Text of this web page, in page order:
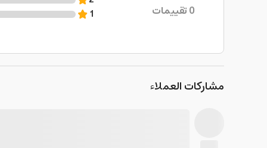
0تقييمات
1
مشاركات العملاء